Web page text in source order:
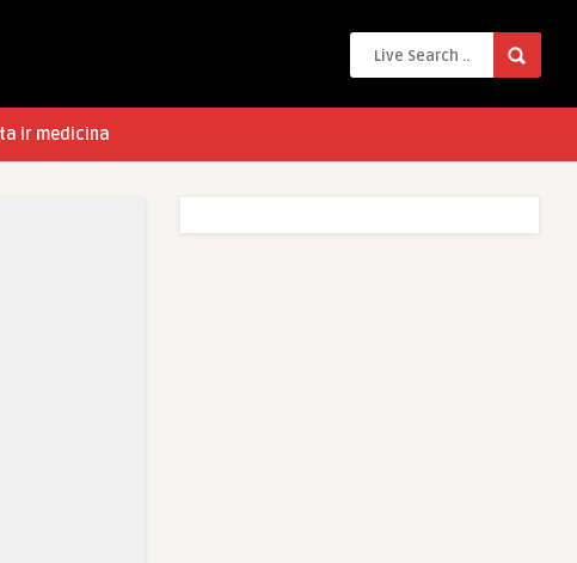
ir medicina